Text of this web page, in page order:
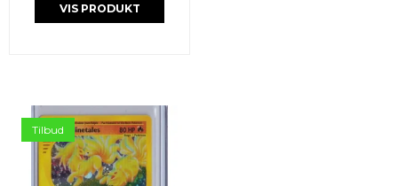
VIS PRODUKT
Tilbud